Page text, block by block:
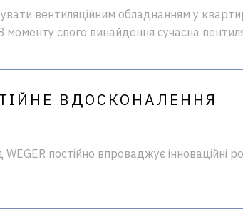
вентиляційним обладнанням у
свого винайдення сучасна
ВДОСКОНАЛЕННЯ
постійно впроваджує інноваційні